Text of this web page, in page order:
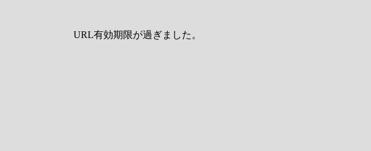
URL有効期限が過ぎました。